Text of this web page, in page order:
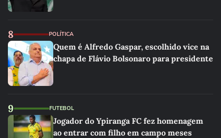
8 POLÍTICA
Quem é Alfredo Gaspar, escolhido vice na
chapa de Flávio Bolsonaro para presidente
9 FUTEBOL
Jogador do Ypiranga FC fez homenagem
ao entrar com filho em campo meses